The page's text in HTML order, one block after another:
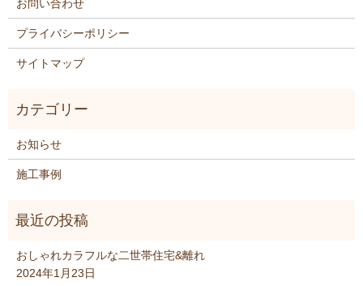
お問い合わせ
プライバシーポリシー
サイトマップ
お知らせ
施工事例
おしゃれカラフルな二世帯住宅&離れ
2024年1月23日